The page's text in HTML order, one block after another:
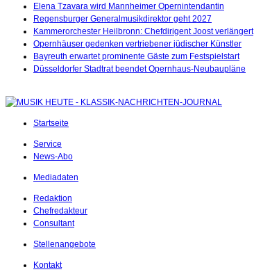
Elena Tzavara wird Mannheimer Opernintendantin
Regensburger Generalmusikdirektor geht 2027
Kammerorchester Heilbronn: Chefdirigent Joost verlängert
Opernhäuser gedenken vertriebener jüdischer Künstler
Bayreuth erwartet prominente Gäste zum Festspielstart
Düsseldorfer Stadtrat beendet Opernhaus-Neubaupläne
Startseite
Service
News-Abo
Mediadaten
Redaktion
Chefredakteur
Consultant
Stellenangebote
Kontakt